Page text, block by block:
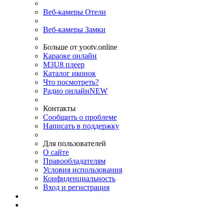
Веб-камеры Отели
Веб-камеры Замки
Больше от yootv.online
Караоке онлайн
M3U8 плеер
Каталог иконок
Что посмотреть?
Радио онлайнNEW
Контакты
Сообщить о проблеме
Написать в поддержку
Для пользователей
О сайте
Правообладателям
Условия использования
Конфиденциальность
Вход и регистрация